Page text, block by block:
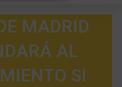
MADRID
AL
SI